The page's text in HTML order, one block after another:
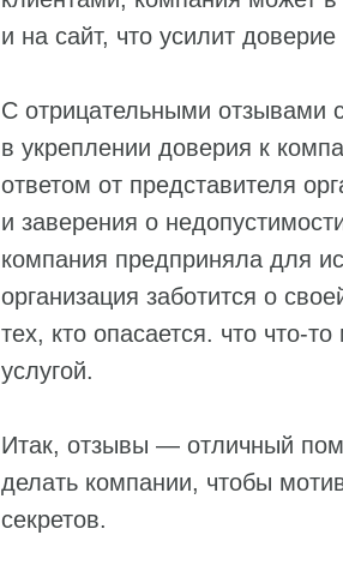
и на сайт, что усилит
С отрицательными отзывами
в укреплении доверия к
ответом от представителя
и заверения о
компания предприняла для
организация заботится о
тех, кто опасается. что что-
услугой.
Итак, отзывы — отличный
делать компании, чтобы
секретов.